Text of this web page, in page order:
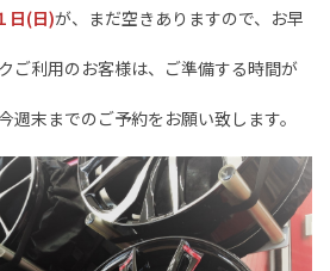
日(日)が、まだ空きありますので、お早
ご利用のお客様は、ご準備する時間が
週末までのご予約をお願い致します。